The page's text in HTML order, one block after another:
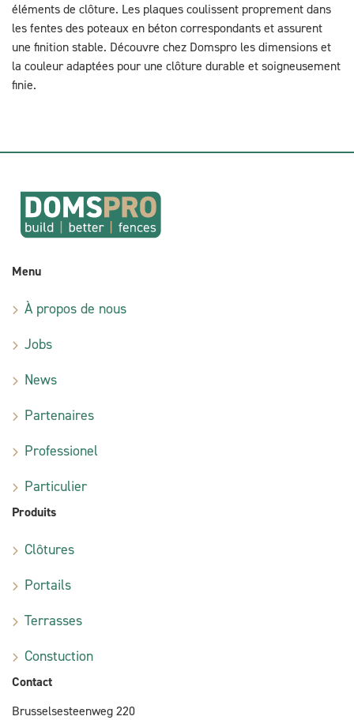
éléments de clôture. Les plaques coulissent proprement dans
les fentes des poteaux en béton correspondants et assurent
une finition stable. Découvre chez Domspro les dimensions et
la couleur adaptées pour une clôture durable et soigneusement
finie.
Menu
À propos de nous
Jobs
News
Partenaires
Professionel
Particulier
Produits
Clôtures
Portails
Terrasses
Constuction
Contact
Brusselsesteenweg 220